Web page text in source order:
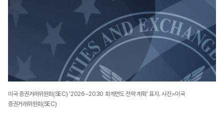
미국 증권거래위원회(SEC) '2026~2030 회계연도 전략 계획' 표지. 사진=미국
증권거래위원회(SEC)